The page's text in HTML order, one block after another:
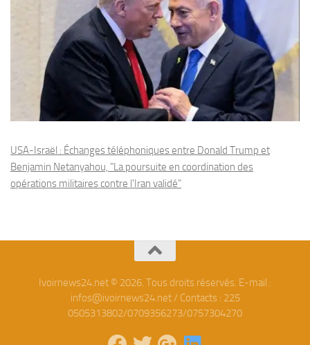
USA-Israël : Échanges téléphoniques entre Donald Trump et
Benjamin Netanyahou, "La poursuite en coordination des
opérations militaires contre l'Iran validé"
Ivoirnews24.net © 2026. Tous droits réservés. E-mail :
infos@ivoirnews24.net / Contacts : 225
0505313802/0709356273/0757304270